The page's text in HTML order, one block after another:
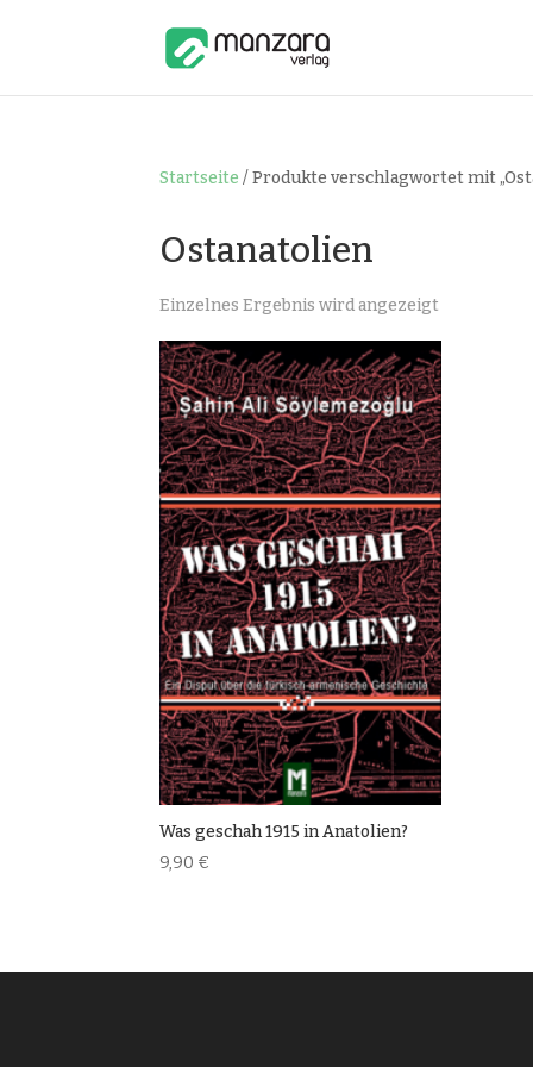
Startseite / Produkte verschlagwortet mit
Ostanatolien
Einzelnes Ergebnis wird angezeigt
Was geschah 1915 in Anatolien?
9,90 €